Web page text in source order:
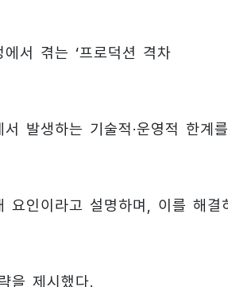
서 겪는 ‘프로덕션 격차
발생하는 기술적·운영적 한계
인이라고 설명하며, 이를 해결
을 제시했다.